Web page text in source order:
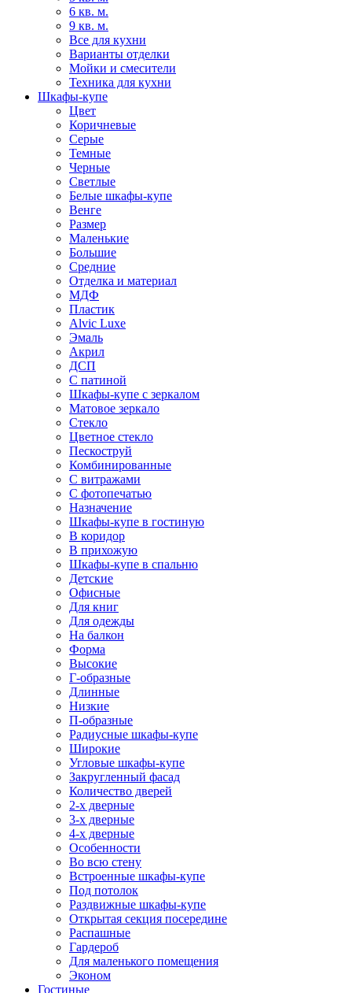
6 кв. м.
9 кв. м.
Все для кухни
Варианты отделки
Мойки и смесители
Техника для кухни
Шкафы-купе
Цвет
Коричневые
Серые
Темные
Черные
Светлые
Белые шкафы-купе
Венге
Размер
Маленькие
Большие
Средние
Отделка и материал
МДФ
Пластик
Alvic Luxe
Эмаль
Акрил
ДСП
С патиной
Шкафы-купе с зеркалом
Матовое зеркало
Стекло
Цветное стекло
Пескоструй
Комбинированные
С витражами
С фотопечатью
Назначение
Шкафы-купе в гостиную
В коридор
В прихожую
Шкафы-купе в спальню
Детские
Офисные
Для книг
Для одежды
На балкон
Форма
Высокие
Г-образные
Длинные
Низкие
П-образные
Радиусные шкафы-купе
Широкие
Угловые шкафы-купе
Закругленный фасад
Количество дверей
2-х дверные
3-х дверные
4-х дверные
Особенности
Во всю стену
Встроенные шкафы-купе
Под потолок
Раздвижные шкафы-купе
Открытая секция посередине
Распашные
Гардероб
Для маленького помещения
Эконом
Гостиные